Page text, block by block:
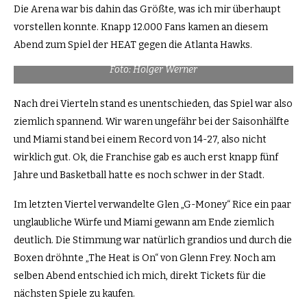
Die Arena war bis dahin das Größte, was ich mir überhaupt
vorstellen konnte. Knapp 12.000 Fans kamen an diesem
Abend zum Spiel der HEAT gegen die Atlanta Hawks.
Foto: Holger Werner
Nach drei Vierteln stand es unentschieden, das Spiel war also
ziemlich spannend. Wir waren ungefähr bei der Saisonhälfte
und Miami stand bei einem Record von 14-27, also nicht
wirklich gut. Ok, die Franchise gab es auch erst knapp fünf
Jahre und Basketball hatte es noch schwer in der Stadt.
Im letzten Viertel verwandelte Glen „G-Money“ Rice ein paar
unglaubliche Würfe und Miami gewann am Ende ziemlich
deutlich. Die Stimmung war natürlich grandios und durch die
Boxen dröhnte „The Heat is On“ von Glenn Frey. Noch am
selben Abend entschied ich mich, direkt Tickets für die
nächsten Spiele zu kaufen.